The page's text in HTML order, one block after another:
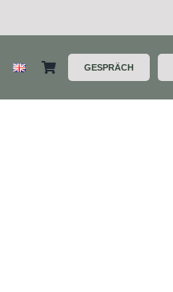
GESPRÄCH